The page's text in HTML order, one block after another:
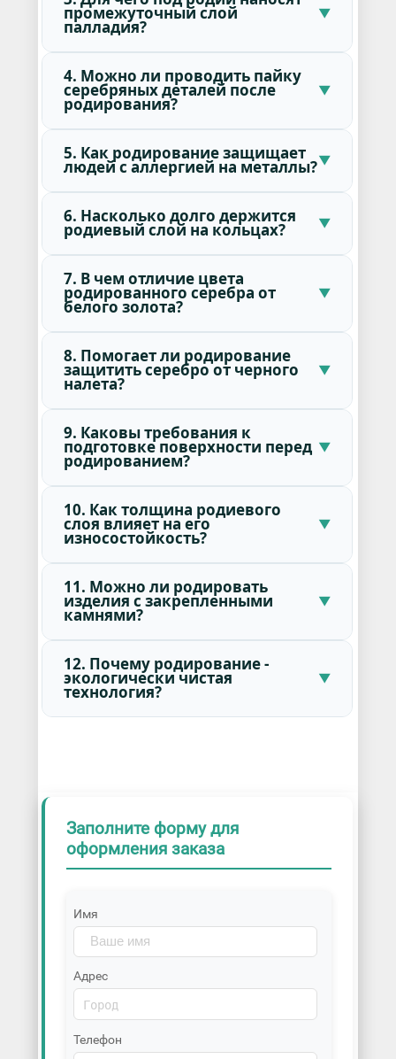
промежуточный слой
палладия?
4. Можно ли проводить пайку
серебряных деталей после
родирования?
5. Как родирование защищает
людей с аллергией на металлы?
6. Насколько долго держится
родиевый слой на кольцах?
7. В чем отличие цвета
родированного серебра от
белого золота?
8. Помогает ли родирование
защитить серебро от черного
налета?
9. Каковы требования к
подготовке поверхности перед
родированием?
10. Как толщина родиевого
слоя влияет на его
износостойкость?
11. Можно ли родировать
изделия с закрепленными
камнями?
12. Почему родирование -
экологически чистая
технология?
Заполните форму для
оформления заказа
Имя
Адрес
Телефон